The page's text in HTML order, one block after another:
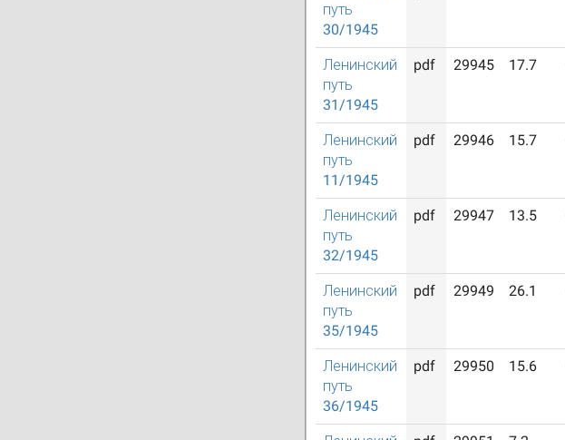
путь
30/1945
Ленинский
путь
31/1945
pdf 29945 17.7
Ленинский
путь
11/1945
pdf 29946 15.7
Ленинский
путь
32/1945
pdf 29947 13.5
Ленинский
путь
35/1945
pdf 29949 26.1
Ленинский
путь
36/1945
pdf 29950 15.6